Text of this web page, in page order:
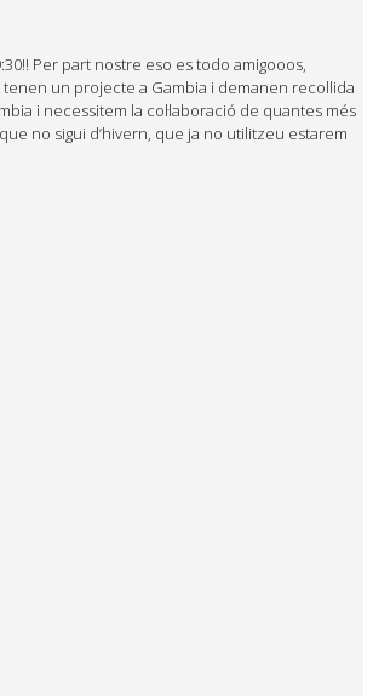
Per part nostre eso es todo amigooos,
un projecte a Gambia i demanen recollida
i necessitem la col·laboració de quantes més
no sigui d’hivern, que ja no utilitzeu estarem